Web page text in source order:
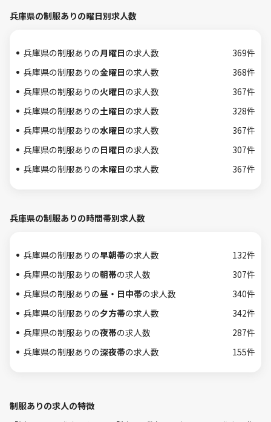
兵庫県の制服ありの曜日別求人数
兵庫県の制服ありの月曜日の求人数
369件
兵庫県の制服ありの金曜日の求人数
368件
兵庫県の制服ありの火曜日の求人数
367件
兵庫県の制服ありの土曜日の求人数
328件
兵庫県の制服ありの水曜日の求人数
367件
兵庫県の制服ありの日曜日の求人数
307件
兵庫県の制服ありの木曜日の求人数 367件
兵庫県の制服ありの時間帯別求人数
兵庫県の制服ありの早朝帯の求人数
132件
兵庫県の制服ありの朝帯の求人数
307件
兵庫県の制服ありの昼・日中帯の求人数
340件
兵庫県の制服ありの夕方帯の求人数
342件
兵庫県の制服ありの夜帯の求人数
287件
兵庫県の制服ありの深夜帯の求人数 155件
制服ありの求人の特徴